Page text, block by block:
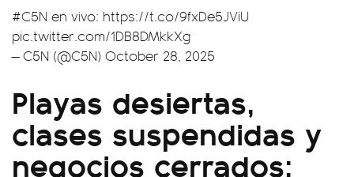
#C5N en vivo: https://t.co/9fxDe5JViU
pic.twitter.com/1DB8DMkkXg
— C5N (@C5N) October 28, 2025
Playas desiertas,
clases suspendidas y
negocios cerrados: